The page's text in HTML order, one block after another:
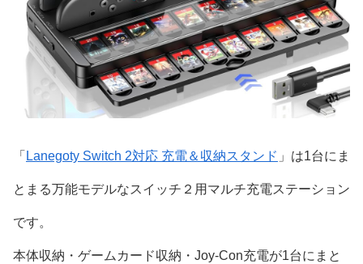
「 Lanegoty Switch 2対応 充電＆収納スタンド 」は1台にま
とまる万能モデルなスイッチ２用マルチ充電ステーション
です。
本体収納・ゲームカード収納・Joy-Con充電が1台にまと